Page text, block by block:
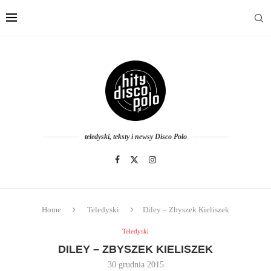
teledyski, teksty i newsy Disco Polo
Home Teledyski Diley – Zbyszek Kieliszek
Teledyski
DILEY – ZBYSZEK KIELISZEK
30 grudnia 2015